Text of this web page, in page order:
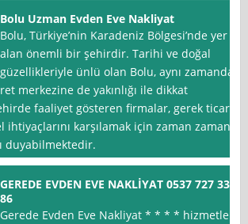
Bolu Uzman Evden Eve Nakliyat
Bolu, Türkiye’nin Karadeniz Bölgesi’nde yer
alan önemli bir şehirdir. Tarihi ve doğal
güzellikleriyle ünlü olan Bolu, aynı zamanda
merkezine de yakınlığı ile dikkat
faaliyet gösteren firmalar, gerek ticari
ihtiyaçlarını karşılamak için zaman zaman
duyabilmektedir.
GEREDE EVDEN EVE NAKLİYAT 0537 727 33
86
Gerede Evden Eve Nakliyat * * * * hizmetleri